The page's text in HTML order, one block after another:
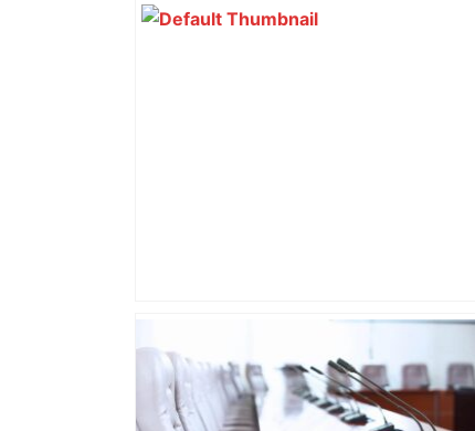
Vous pensiez que c’était comme une
voiture ? La vérité sur les avions qui
reculent – ici.fr